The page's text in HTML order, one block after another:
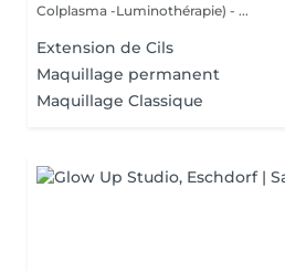
Colplasma -Luminothérapie) - ...
Extension de Cils
Maquillage permanent
Maquillage Classique